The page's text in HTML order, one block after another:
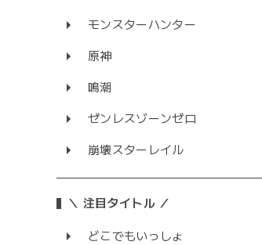
モンスターハンター
原神
鳴潮
ゼンレスゾーンゼロ
崩壊スターレイル
＼ 注目タイトル ／
どこでもいっしょ